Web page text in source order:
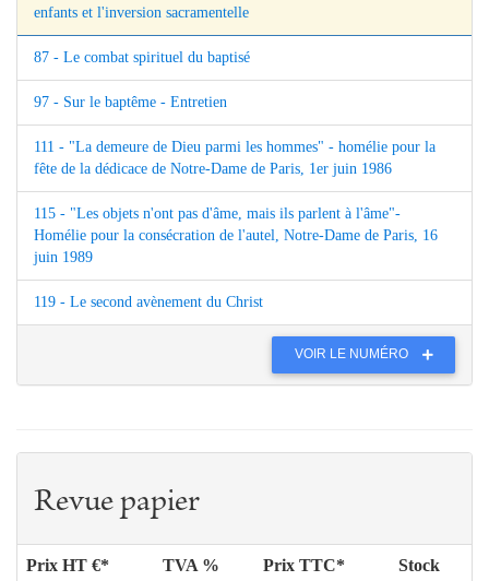
enfants et l'inversion sacramentelle
87 - Le combat spirituel du baptisé
97 - Sur le baptême - Entretien
111 - "La demeure de Dieu parmi les hommes" - homélie pour la
fête de la dédicace de Notre-Dame de Paris, 1er juin 1986
115 - "Les objets n'ont pas d'âme, mais ils parlent à l'âme"-
Homélie pour la consécration de l'autel, Notre-Dame de Paris, 16
juin 1989
119 - Le second avènement du Christ
VOIR LE NUMÉRO
Revue papier
Prix HT €* TVA % Prix TTC* Stock